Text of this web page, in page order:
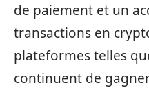
de paiement et un
transactions en
plateformes telles
continuent de